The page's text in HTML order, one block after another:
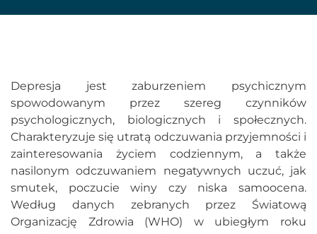
Depresja jest zaburzeniem psychicznym
spowodowanym przez szereg czynników
psychologicznych, biologicznych i społecznych.
Charakteryzuje się utratą odczuwania przyjemności i
zainteresowania życiem codziennym, a także
nasilonym odczuwaniem negatywnych uczuć, jak
smutek, poczucie winy czy niska samoocena.
Według danych zebranych przez Światową
Organizację Zdrowia (WHO) w ubiegłym roku